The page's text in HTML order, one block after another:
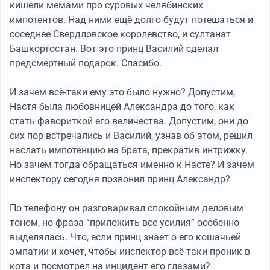
кишели мемами про суровых челябинских
импотентов. Над ними ещё долго будут потешаться и
соседнее Свердловское королевство, и султанат
Башкортостан. Вот это принц Василий сделал
предсмертный подарок. Спасибо.
И зачем всё-таки ему это было нужно? Допустим,
Настя была любовницей Александра до того, как
стать фавориткой его величества. Допустим, они до
сих пор встречались и Василий, узнав об этом, решил
наслать импотенцию на брата, прекратив интрижку.
Но зачем тогда обращаться именно к Насте? И зачем
инспектору сегодня позвонил принц Александр?
По телефону он разговаривал спокойным деловым
тоном, но фраза “приложить все усилия” особенно
выделялась. Что, если принц знает о его кошачьей
эмпатии и хочет, чтобы инспектор всё-таки проник в
кота и посмотрел на инцидент его глазами?